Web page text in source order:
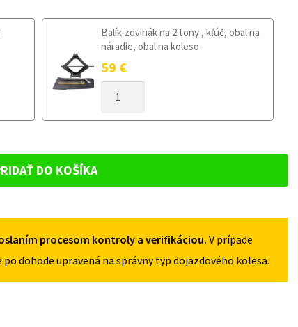
Balík-zdvihák na 2 tony , kľúč, obal na
náradie, obal na koleso
59 €
DOJAZDOVÉ
I
2007
DO KOŠÍKA
procesom kontroly a verifikáciou. V prípade
dohode upravená na správny typ dojazdového kolesa.